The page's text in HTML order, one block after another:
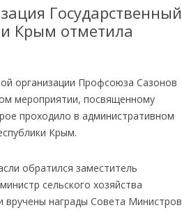
Государственный
Крым отметила
организации Профсоюза Сазонов
мероприятии, посвященному
проходило в административном
Крым.
обратился заместитель
сельского хозяйства
награды Совета Министров